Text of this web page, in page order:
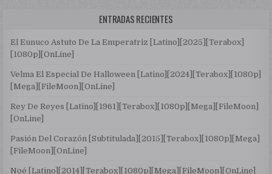
ENTRADAS RECIENTES
El Eunuco Astuto De La Emperatriz [Latino][2025][Terabox]
[1080p][OnLine]
Velma El Especial De Halloween [Latino][2024][Terabox][1080p]
[Mega][FileMoon][OnLine]
Rey De Reyes [Latino][1961][Terabox][1080p][Mega][FileMoon]
[OnLine]
Pasión Del Corazón [Subtitulada][2015][Terabox][1080p][Mega]
[FileMoon][OnLine]
Noé [Latino][2014][Terabox][1080p][Mega][FileMoon][OnLine]